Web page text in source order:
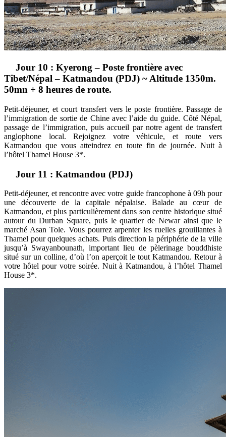
Jour 10 : Kyerong – Poste frontière avec
Tibet/Népal – Katmandou (PDJ) ~ Altitude 1350m.
50mn + 8 heures de route.
Petit-déjeuner, et court transfert vers le poste frontière. Passage de
l’immigration de sortie de Chine avec l’aide du guide. Côté Népal,
passage de l’immigration, puis accueil par notre agent de transfert
anglophone local. Rejoignez votre véhicule, et route vers
Katmandou que vous atteindrez en toute fin de journée. Nuit à
l’hôtel Thamel House 3*.
Jour 11 : Katmandou (PDJ)
Petit-déjeuner, et rencontre avec votre guide francophone à 09h pour
une découverte de la capitale népalaise. Balade au cœur de
Katmandou, et plus particulièrement dans son centre historique situé
autour du Durban Square, puis le quartier de Newar ainsi que le
marché Asan Tole. Vous pourrez arpenter les ruelles grouillantes à
Thamel pour quelques achats. Puis direction la périphérie de la ville
jusqu’à Swayanbounath, important lieu de pèlerinage bouddhiste
situé sur un colline, d’où l’on aperçoit le tout Katmandou. Retour à
votre hôtel pour votre soirée. Nuit à Katmandou, à l’hôtel Thamel
House 3*.